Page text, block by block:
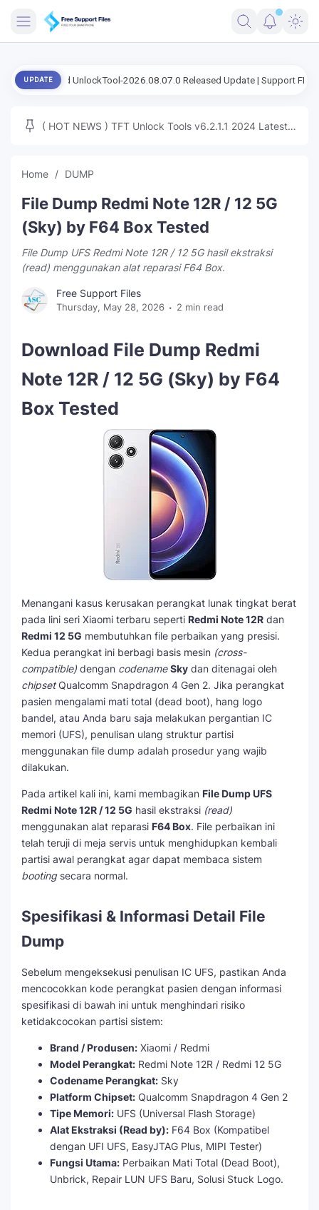
ENG FIRMWARE
MICLOUD
NEXT
TUTORIAL
UPDATE
UnlockTool-2026.08.07.0 Released Update | Support FRP Samsung
( HOT NEWS ) TFT Unlock Tools v6.2.1.1 2024 Latest
Home DUMP
File Dump Redmi Note 12R / 12 5G
(Sky) by F64 Box Tested
File Dump UFS Redmi Note 12R / 12 5G hasil ekstraksi
(read) menggunakan alat reparasi F64 Box.
Free Support Files
Thursday, May 28, 2026 2 min read
Download File Dump Redmi
Note 12R / 12 5G (Sky) by F64
Box Tested
Menangani kasus kerusakan perangkat lunak tingkat berat
pada lini seri Xiaomi terbaru seperti Redmi Note 12R dan
Redmi 12 5G membutuhkan file perbaikan yang presisi.
Kedua perangkat ini berbagi basis mesin (cross-
compatible) dengan codename Sky dan ditenagai oleh
chipsetQualcomm Snapdragon 4 Gen 2. Jika perangkat
pasien mengalami mati total (dead boot), hang logo
bandel, atau Anda baru saja melakukan pergantian IC
memori (UFS), penulisan ulang struktur partisi
menggunakan file dump adalah prosedur yang wajib
dilakukan.
Pada artikel kali ini, kami membagikan File Dump UFS
Redmi Note 12R / 12 5G hasil ekstraksi (read)
menggunakan alat reparasi F64 Box. File perbaikan ini
telah teruji di meja servis untuk menghidupkan kembali
partisi awal perangkat agar dapat membaca sistem
bootingsecara normal.
Spesifikasi & Informasi Detail File
Dump
Sebelum mengeksekusi penulisan IC UFS, pastikan Anda
mencocokkan kode perangkat pasien dengan informasi
spesifikasi di bawah ini untuk menghindari risiko
ketidakcocokan partisi sistem:
Brand / Produsen: Xiaomi / Redmi
Model Perangkat: Redmi Note 12R / Redmi 12 5G
Codename Perangkat: Sky
Platform Chipset: Qualcomm Snapdragon 4 Gen 2
Tipe Memori: UFS (Universal Flash Storage)
Alat Ekstraksi (Read by): F64 Box (Kompatibel
dengan UFI UFS, EasyJTAG Plus, MIPI Tester)
Fungsi Utama: Perbaikan Mati Total (Dead Boot),
Unbrick, Repair LUN UFS Baru, Solusi Stuck Logo.